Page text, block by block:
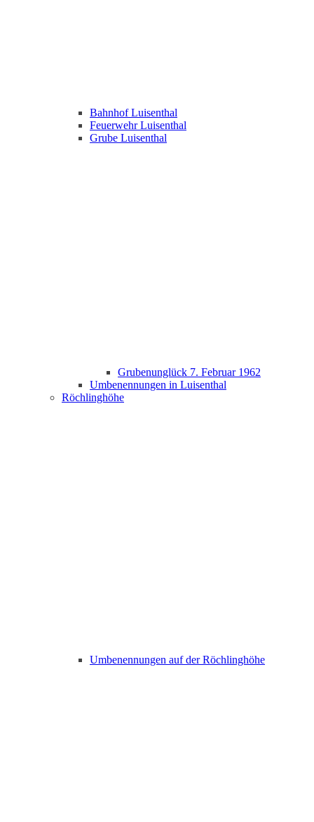
Bahnhof Luisenthal
Feuerwehr Luisenthal
Grube Luisenthal
Grubenunglück 7. Februar 1962
Umbenennungen in Luisenthal
Röchlinghöhe
Umbenennungen auf der Röchlinghöhe